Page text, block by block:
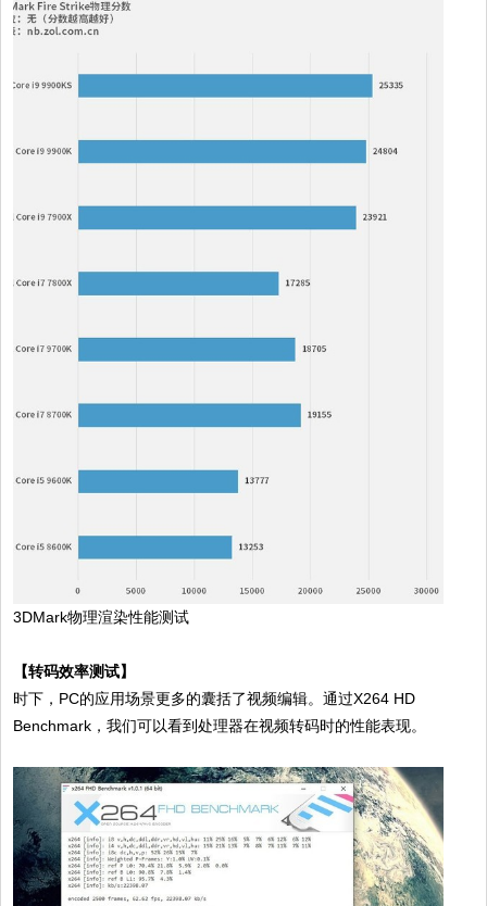
3DMark物理渲染性能测试
【转码效率测试】
时下，PC的应用场景更多的囊括了视频编辑。通过X264 HD
Benchmark，我们可以看到处理器在视频转码时的性能表现。